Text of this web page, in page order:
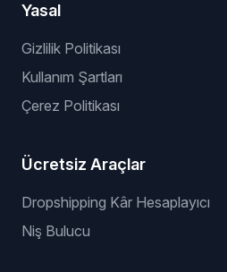
Yasal
Gizlilik Politikası
Kullanım Şartları
Çerez Politikası
Ücretsiz Araçlar
Dropshipping Kâr Hesaplayıcı
Niş Bulucu